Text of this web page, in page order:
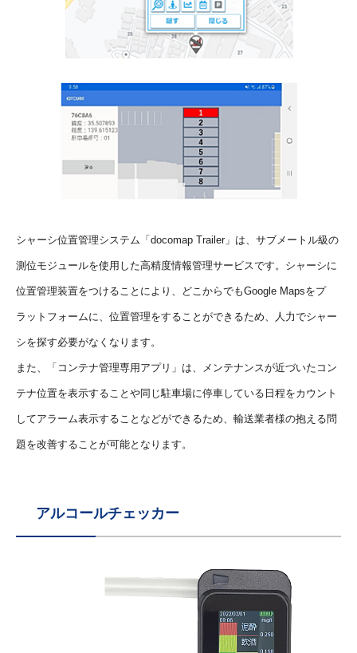
シャーシ位置管理システム「docomap Trailer」は、サブメートル級の
測位モジュールを使⽤した高精度情報管理サービスです。シャーシに
位置管理装置をつけることにより、どこからでもGoogle Mapsをプ
ラットフォームに、位置管理をすることができるため、⼈⼒でシャー
シを探す必要がなくなります。
また、「コンテナ管理専⽤アプリ」は、メンテナンスが近づいたコン
テナ位置を表示することや同じ駐⾞場に停⾞している日程をカウント
してアラーム表示することなどができるため、輸送業者様の抱える問
題を改善することが可能となります。
アルコールチェッカー